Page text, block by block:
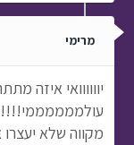
מרימי
יוווווואי
מקווה שלא יעצרו